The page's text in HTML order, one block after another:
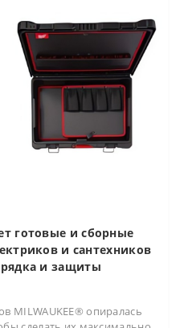
готовые и сборные
и сантехников
и защиты
MILWAUKEE® опиралась